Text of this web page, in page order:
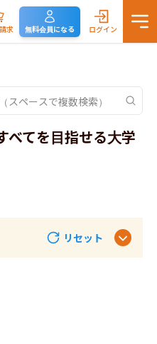
求 無料会員になる ログイン
べてを目指せる大学
リセット